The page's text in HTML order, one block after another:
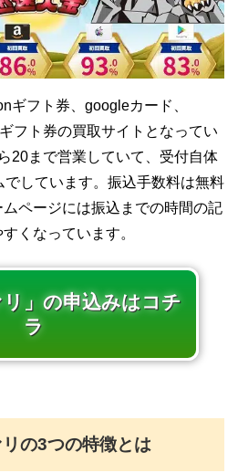
ギフト券、googleカード、
フト券の買取サイトとなってい
20まで営業していて、受付自体
しています。振込手数料は無料
ページには振込までの時間の記
くなっています。
リ」の申込みはコチ
ラ
の3つの特徴とは